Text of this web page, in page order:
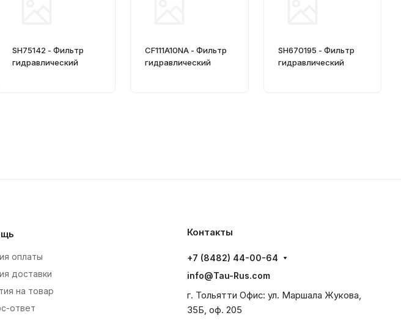
SH75142 - Фильтр
гидравлический
CF111A10NA - Фильтр
гидравлический
SH670195 - Фильтр
гидравлический
оплаты
доставки
на товар
ответ
Контакты
+7 (8482) 44-00-64
info@Tau-Rus.com
г. Тольятти Офис: ул. Маршала Жукова,
35Б, оф. 205